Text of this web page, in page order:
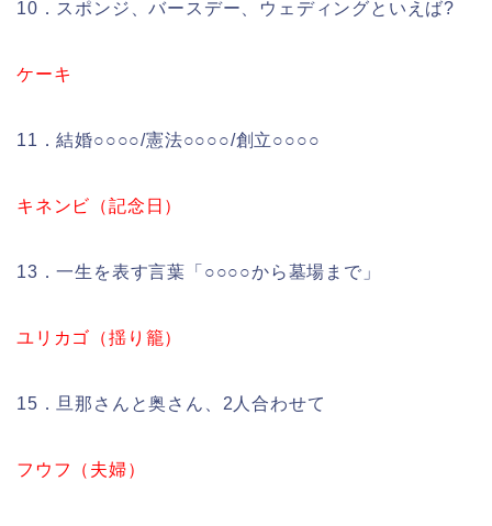
10．スポンジ、バースデー、ウェディングといえば?
ケーキ
11．結婚○○○○/憲法○○○○/創立○○○○
キネンビ（記念日）
13．一生を表す言葉「○○○○から墓場まで」
ユリカゴ（揺り籠）
15．旦那さんと奥さん、2人合わせて
フウフ（夫婦）